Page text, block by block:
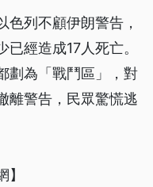
色列不顧伊朗警告，
經造成17人死亡。
劃為「戰鬥區」，對
離警告，民眾驚慌逃